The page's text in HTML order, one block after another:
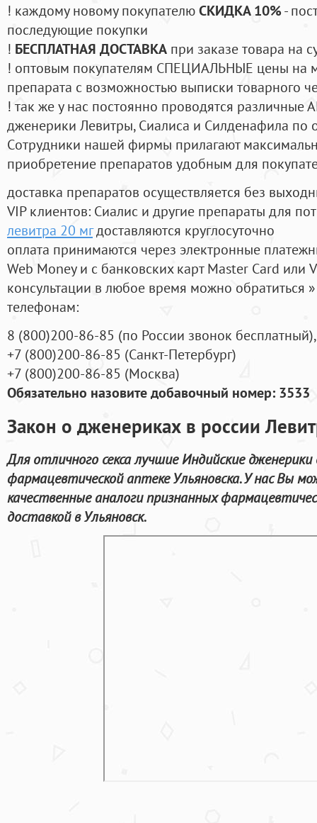
! каждому новому покупателюСКИДКА 10%-
последующие покупки
! БЕСПЛАТНАЯ ДОСТАВКА при заказе товара на
! оптовым покупателям СПЕЦИАЛЬНЫЕ цены на
препарата с возможностью выписки товарного
! так же у нас постоянно проводятся
дженерики Левитры, Сиалиса и Силденафила по
Cотрудники нашей фирмы прилагают
приобретение препаратов удобным для
доставка препаратов осуществляется без
VIP клиентов: Сиалис и другие препараты для
левитра 20 мгдоставляются круглосуточно
оплата принимаются через электронные
Web Money и с банковских карт Master Card или
консультации в любое время можно обратиться
телефонам:
8 (800)200-86-85 (по России звонок бесплатный),
+7 (800)200-86-85 (Санкт-Петербург)
+7 (800)200-86-85 (Москва)
Обязательно назовите добавочный номер: 3533
Закон о дженериках в россии
Для отличного секса лучшие Индийские дженерики
фармацевтической аптеке Ульяновска. У нас Вы
качественные аналоги признанных
доставкой в Ульяновск.